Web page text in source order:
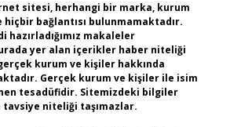
sitesi, herhangi bir marka, kurum
hiçbir bağlantısı bulunmamaktadır.
hazırladığımız makaleler
yer alan içerikler haber niteliği
kurum ve kişiler hakkında
Gerçek kurum ve kişiler ile isim
tesadüfidir. Sitemizdeki bilgiler
niteliği taşımazlar.